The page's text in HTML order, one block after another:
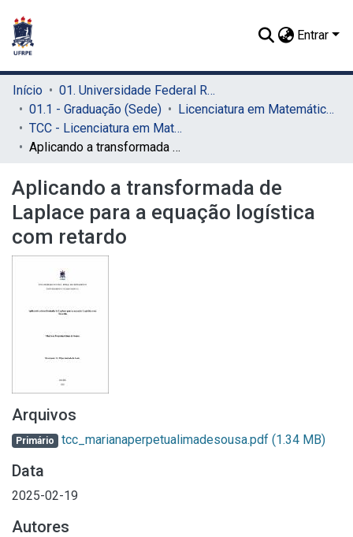
Entrar
Início
01. Universidade Federal Rural de Pernambuco - UFRPE (Sede)
01.1 - Graduação (Sede)
Licenciatura em Matemática (Sede)
TCC - Licenciatura em Matemática (Sede)
Aplicando a transformada de Laplace para a equação logística com retardo
Aplicando a transformada de
Laplace para a equação logística
com retardo
Arquivos
Primário tcc_marianaperpetualimadesousa.pdf (1.34 MB)
Data
2025-02-19
Autores